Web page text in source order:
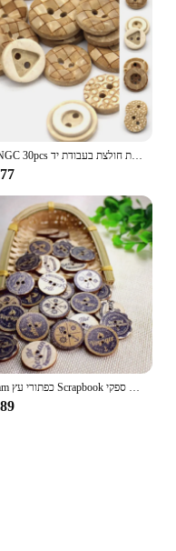
HENGC 30pcs מעורב פרח מגולף עץ כפתורי בגדי ילדי רעיונות חולצת בעבודת יד DIY תפירת סיטונאי
25mm כפתורי עץ Scrapbook לקשט קישוטים עבור בגדים גדול כפתורי תפירת ספקי diy כפתורי וינטג'